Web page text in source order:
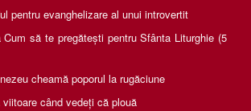
pentru evanghelizare al unui introvertit
Cum să te pregătești pentru Sfânta Liturghie (5
cheamă poporul la rugăciune
viitoare când vedeți că plouă